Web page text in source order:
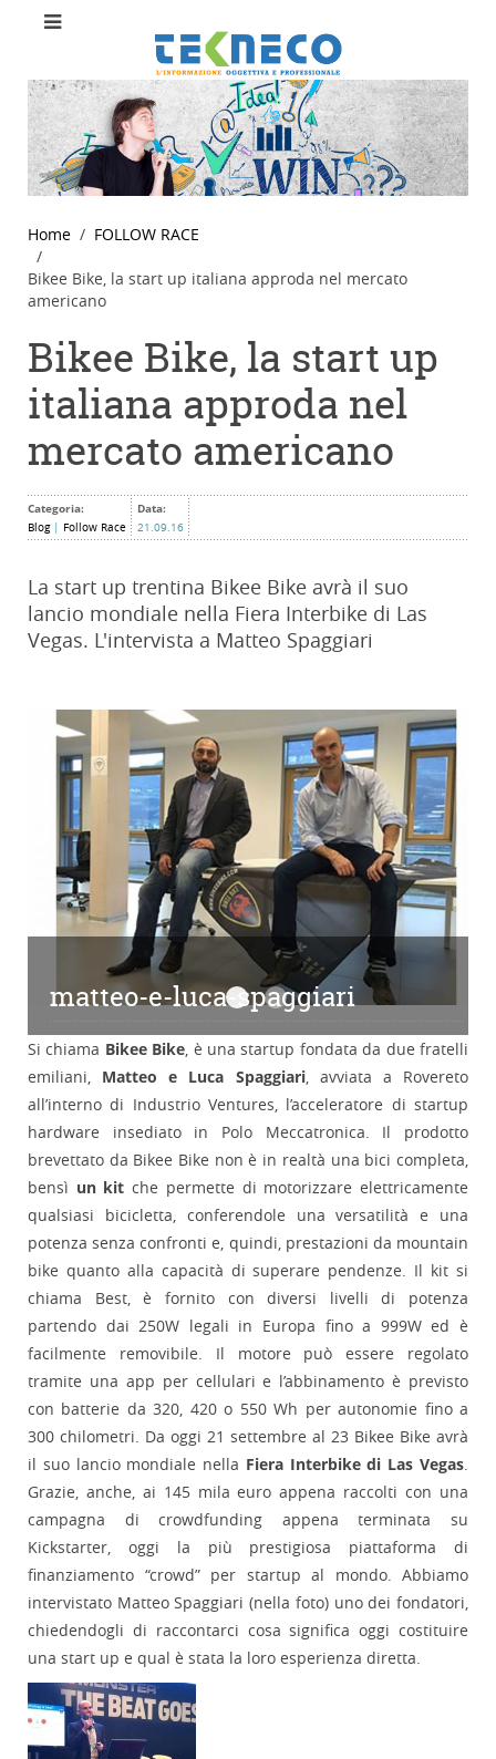
Home FOLLOW RACE
Bikee Bike, la start up italiana approda nel mercato
americano
Bikee Bike, la start up
italiana approda nel
mercato americano
Categoria:
Blog| Follow Race
Data:
21.09.16
La start up trentina Bikee Bike avrà il suo
lancio mondiale nella Fiera Interbike di Las
Vegas. L'intervista a Matteo Spaggiari
matteo-e-luca-spaggiari
matteo-e-luca-spaggiari
matteo-spaggiari
Si chiama Bikee Bike, è una startup fondata da due fratelli
emiliani, Matteo e Luca Spaggiari, avviata a Rovereto
all’interno di Industrio Ventures, l’acceleratore di startup
hardware insediato in Polo Meccatronica. Il prodotto
brevettato da Bikee Bike non è in realtà una bici completa,
bensì un kit che permette di motorizzare elettricamente
qualsiasi bicicletta, conferendole una versatilità e una
potenza senza confronti e, quindi, prestazioni da mountain
bike quanto alla capacità di superare pendenze. Il kit si
chiama Best, è fornito con diversi livelli di potenza
partendo dai 250W legali in Europa fino a 999W ed è
facilmente removibile. Il motore può essere regolato
tramite una app per cellulari e l’abbinamento è previsto
con batterie da 320, 420 o 550 Wh per autonomie fino a
300 chilometri. Da oggi 21 settembre al 23 Bikee Bike avrà
il suo lancio mondiale nella Fiera Interbike di Las Vegas.
Grazie, anche, ai 145 mila euro appena raccolti con una
campagna di crowdfunding appena terminata su
Kickstarter, oggi la più prestigiosa piattaforma di
finanziamento “crowd” per startup al mondo. Abbiamo
intervistato Matteo Spaggiari (nella foto) uno dei fondatori,
chiedendogli di raccontarci cosa significa oggi costituire
una start up e qual è stata la loro esperienza diretta.